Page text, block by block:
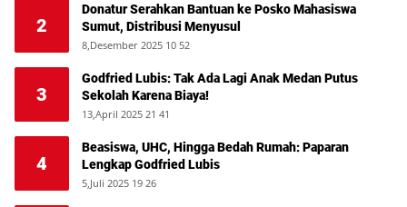
2
Donatur Serahkan Bantuan ke Posko Mahasiswa
Sumut, Distribusi Menyusul
8,Desember 2025 10 52
3
Godfried Lubis: Tak Ada Lagi Anak Medan Putus
Sekolah Karena Biaya!
13,April 2025 21 41
4
Beasiswa, UHC, Hingga Bedah Rumah: Paparan
Lengkap Godfried Lubis
5,Juli 2025 19 26